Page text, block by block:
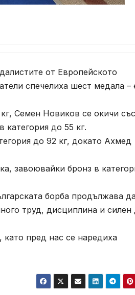
от Европейското
спечелиха шест медала –
Семен Новиков се окичи със
до 55 кг.
до 92 кг, докато Ахмед
завоювайки бронз в
борба продължава
труд, дисциплина и силен
пред нас се наредиха